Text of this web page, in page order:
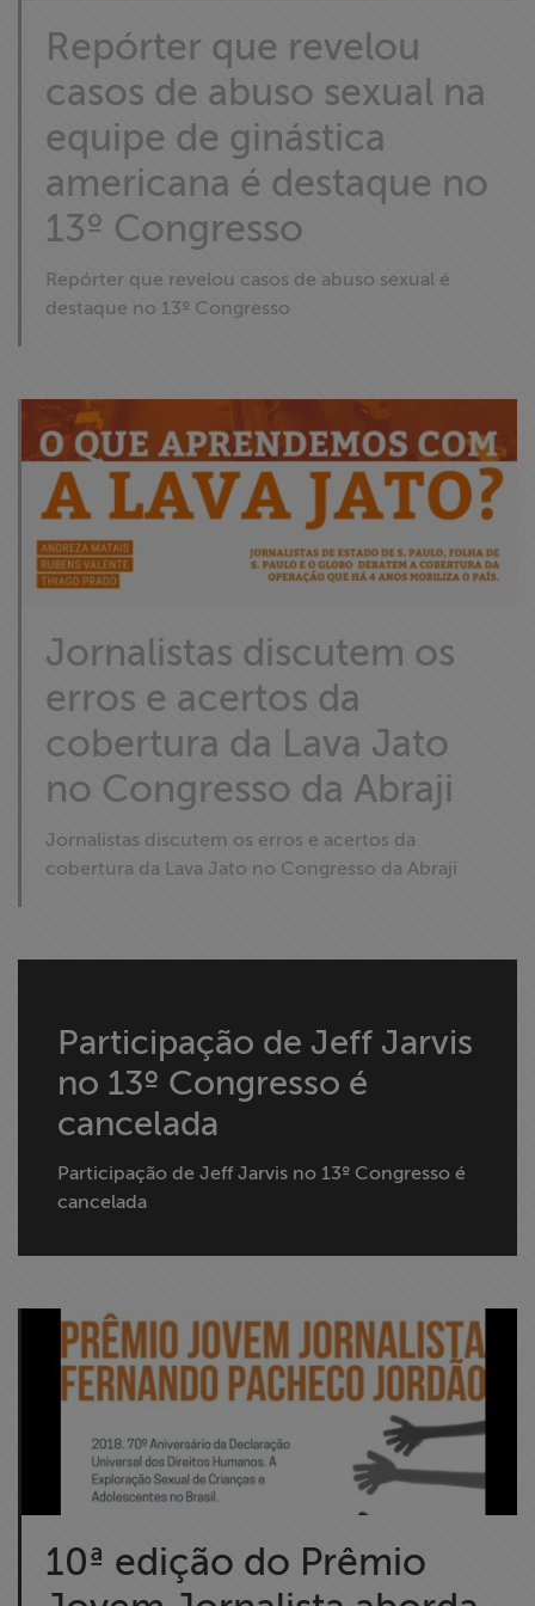
Repórter que revelou
casos de abuso sexual na
equipe de ginástica
americana é destaque no
13º Congresso
Repórter que revelou casos de abuso sexual é
destaque no 13º Congresso
Jornalistas discutem os
erros e acertos da
cobertura da Lava Jato
no Congresso da Abraji
Jornalistas discutem os erros e acertos da
cobertura da Lava Jato no Congresso da Abraji
Participação de Jeff Jarvis
no 13º Congresso é
cancelada
Participação de Jeff Jarvis no 13º Congresso é
cancelada
10ª edição do Prêmio